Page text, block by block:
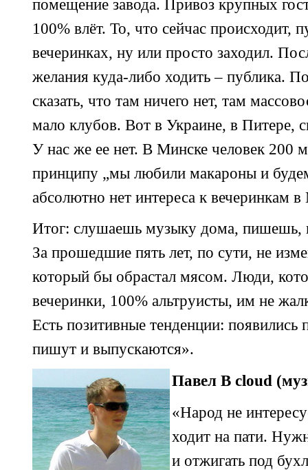
помещение завода. Привоз крупных
100% влёт. То, что сейчас происходит,
вечеринках, ну или просто заходил.
желания куда-либо ходить – публика.
сказать, что там ничего нет, там
мало клубов. Вот в Украине, в Питере,
У нас же ее нет. В Минске человек 200
принципу „мы любили макароны и
абсолютно нет интереса к вечеринкам
Итог: слушаешь музыку дома, пишешь,
За прошедшие пять лет, по сути, не
который бы обрастал мясом. Люди,
вечеринки, 100% альтруисты, им не
Есть позитивные тенденции:
пишут и выпускаются».
Павел B cloud
«Народ не
ходит на пати.
и отжигать под